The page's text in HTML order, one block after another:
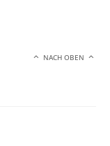
NACH OBEN